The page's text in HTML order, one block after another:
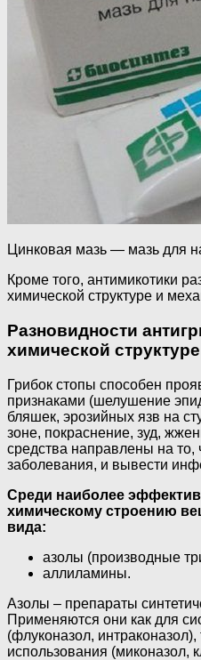
Цинковая мазь — мазь для
Кроме того, антимикотики
химической структуре и
Разновидности
химической структуре
Грибок стопы способен
признаками (шелушение
бляшек, эрозийных язв на
зоне, покраснение, зуд,
средства направлены на
заболевания, и вывести
Среди наиболее
химическому строению
вида:
азолы (производные
аллиламины.
Азолы – препараты
Применяются они как для
(флуконазол,
использования (миконазол,